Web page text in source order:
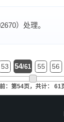
）处理。
53 54/61 55 56
：第54页，共计： 61